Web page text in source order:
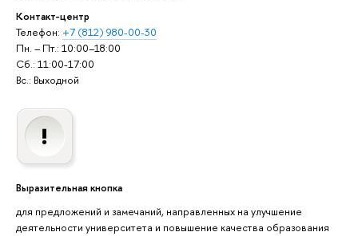
Контакт-центр
Телефон: +7 (812) 980-00-30
Пн. – Пт.: 10:00–18:00
Сб.: 11:00-17:00
Вс.: Выходной
Выразительная кнопка
для предложений и замечаний, направленных на улучшение
деятельности университета и повышение качества образования